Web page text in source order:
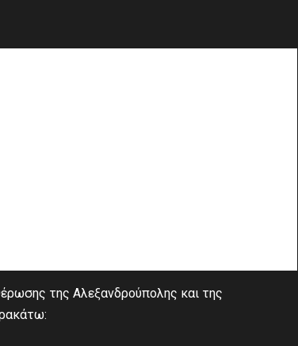
της Αλεξανδρούπολης και της